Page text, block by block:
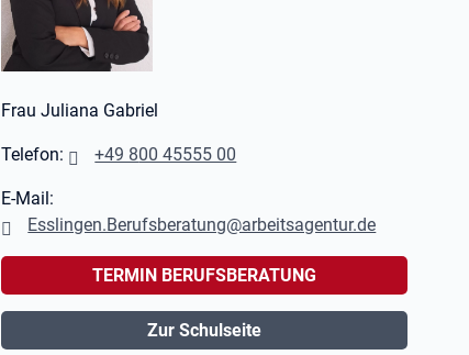
Frau Juliana Gabriel
Telefon: +49 800 45555 00
E-Mail:
Esslingen.Berufsberatung@arbeitsagentur.de
TERMIN BERUFSBERATUNG
Zur Schulseite